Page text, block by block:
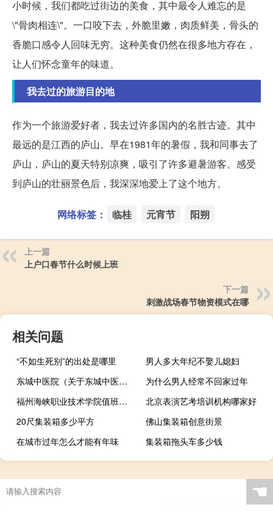
小时候，我们都吃过街边的美食，其中最令人难忘的是
\"骨肉相连\"。一口咬下去，外脆里嫩，肉质鲜美，骨头的
香脆口感令人回味无穷。这种美食仍然在很多地方存在，
让人们怀念童年的味道。
我去过的旅游目的地
作为一个旅游爱好者，我去过许多国内的名胜古迹。其中
最远的是江西的庐山。早在1981年的暑假，我和同事去了
庐山，庐山的夏天特别凉爽，吸引了许多避暑游客。感受
到庐山的壮丽景色后，我深深地爱上了这个地方。
网络标签： 临桂 元宵节 阳朔
上一篇
上户口春节什么时候上班
下一篇
刺激战场春节物资模式在哪
相关问题
“不如生死别”的出处是哪里
男人多大年纪不娶儿媳妇
东城中医院（关于东城中医院的介绍）
为什么男人经常不回家过年
福州海峡职业技术学院值班表（福州海峡职业技术学院）
北京表演艺考培训机构哪家好
20尺集装箱多少平方
佛山集装箱创意街景
在城市过年怎么才能有年味
集装箱拖头车多少钱
☚